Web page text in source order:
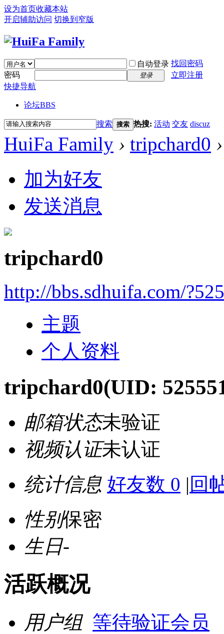
设为首页收藏本站
开启辅助访问 切换到窄版
自动登录 找回密码
密码
登录
立即注册
快捷导航
论坛BBS
搜索 搜索 热搜: 活动 交友 discuz
HuiFa Family › tripchard0 ›
加为好友
发送消息
tripchard0
http://bbs.sdhuifa.com/
主题
个人资料
tripchard0(UID:
邮箱状态未验证
视频认证未认证
统计信息 好友数 0 | 回
性别保密
生日-
活跃概况
用户组 等待验证会员